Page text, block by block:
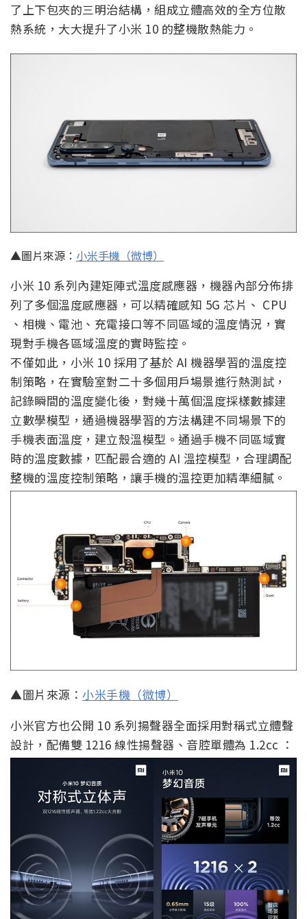
了上下包夾的三明治結構，組成立體高效的全方位散
熱系統，大大提升了小米 10 的整機散熱能力。
▲圖片來源： 小米手機（微博）
小米 10 系列內建矩陣式溫度感應器，機器內部分佈排
列了多個溫度感應器，可以精確感知 5G 芯片、 CPU
、相機、電池、充電接口等不同區域的溫度情況，實
現對手機各區域溫度的實時監控。
不僅如此，小米 10 採用了基於 AI 機器學習的溫度控
制策略，在實驗室對二十多個用戶場景進行熱測試，
記錄瞬間的溫度變化後，對幾十萬個溫度採樣數據建
立數學模型，通過機器學習的方法構建不同場景下的
手機表面溫度，建立殼溫模型。通過手機不同區域實
時的溫度數據，匹配最合適的 AI 溫控模型，合理調配
整機的溫度控制策略，讓手機的溫控更加精準細膩。
▲圖片來源： 小米手機（微博）
小米官方也公開 10 系列揚聲器全面採用對稱式立體聲
設計，配備雙 1216 線性揚聲器、音腔單體為 1.2cc ：